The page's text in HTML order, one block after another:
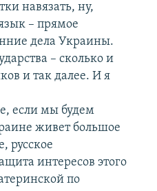
навязать, ну,
– прямое
дела Украины.
– сколько и
и так далее. И я
если мы будем
живет большое
русское
интересов этого
по